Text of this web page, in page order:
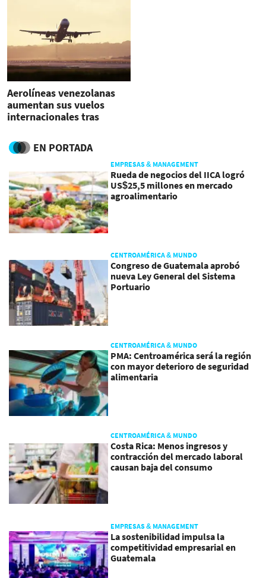
Aerolíneas venezolanas
aumentan sus vuelos
internacionales tras
EN PORTADA
EMPRESAS & MANAGEMENT
Rueda de negocios del IICA logró
US$25,5 millones en mercado
agroalimentario
CENTROAMÉRICA & MUNDO
Congreso de Guatemala aprobó
nueva Ley General del Sistema
Portuario
CENTROAMÉRICA & MUNDO
PMA: Centroamérica será la región
con mayor deterioro de seguridad
alimentaria
CENTROAMÉRICA & MUNDO
Costa Rica: Menos ingresos y
contracción del mercado laboral
causan baja del consumo
EMPRESAS & MANAGEMENT
La sostenibilidad impulsa la
competitividad empresarial en
Guatemala